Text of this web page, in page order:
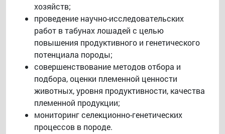
хозяйств;
проведение научно-исследовательских
работ в табунах лошадей с целью
повышения продуктивного и генетического
потенциала породы;
совершенствование методов отбора и
подбора, оценки племенной ценности
животных, уровня продуктивности, качества
племенной продукции;
мониторинг селекционно-генетических
процессов в породе.